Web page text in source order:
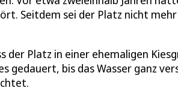
Seitdem sei der Platz nicht
der Platz in einer ehemaligen
gedauert, bis das Wasser ganz